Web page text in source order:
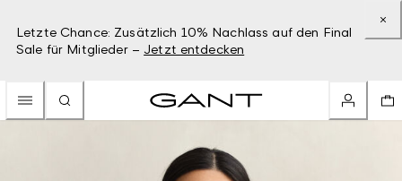
Letzte Chance: Zusätzlich 10% Nachlass auf den Final
Sale für Mitglieder – Jetzt entdecken